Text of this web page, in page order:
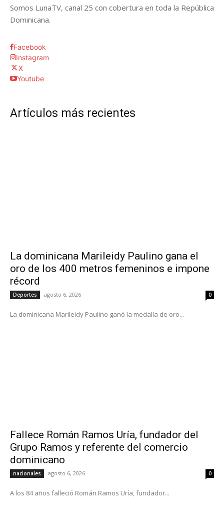
Somos LunaTV, canal 25 con cobertura en toda la República
Dominicana.
Facebook
Instagram
X
Youtube
Artículos más recientes
La dominicana Marileidy Paulino gana el
oro de los 400 metros femeninos e impone
récord
Deportes agosto 6, 2026 0
La dominicana Marileidy Paulino ganó la medalla de oro...
Fallece Román Ramos Uría, fundador del
Grupo Ramos y referente del comercio
dominicano
nacionales agosto 6, 2026 0
A los 84 años falleció Román Ramos Uría, fundador...